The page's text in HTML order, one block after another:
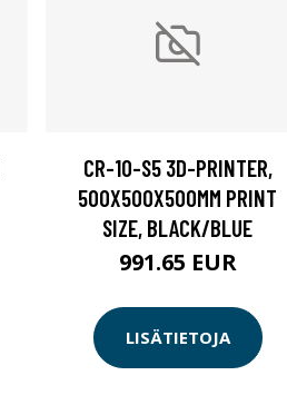
CR-10-S5 3D-PRINTER,
500X500X500MM PRINT
SIZE, BLACK/BLUE
991.65 EUR
LISÄTIETOJA